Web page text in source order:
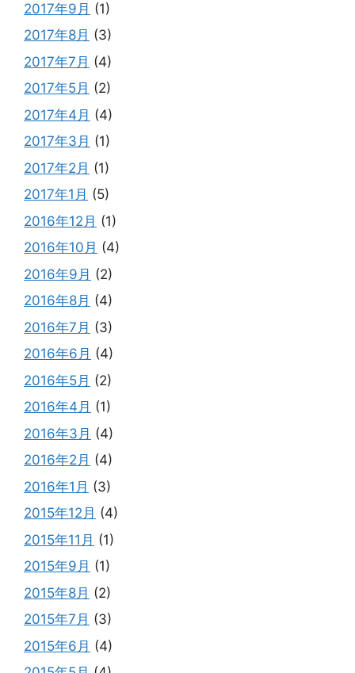
2017年9月 (1)
2017年8月 (3)
2017年7月 (4)
2017年5月 (2)
2017年4月 (4)
2017年3月 (1)
2017年2月 (1)
2017年1月 (5)
2016年12月 (1)
2016年10月 (4)
2016年9月 (2)
2016年8月 (4)
2016年7月 (3)
2016年6月 (4)
2016年5月 (2)
2016年4月 (1)
2016年3月 (4)
2016年2月 (4)
2016年1月 (3)
2015年12月 (4)
2015年11月 (1)
2015年9月 (1)
2015年8月 (2)
2015年7月 (3)
2015年6月 (4)